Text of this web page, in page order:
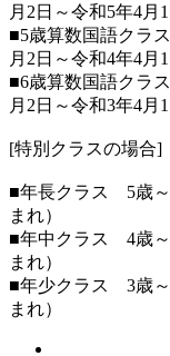
月2日～令和5年4月
■5歳算数国語クラ
月2日～令和4年4月
■6歳算数国語クラ
月2日～令和3年4月
[特別クラスの場合]
■年長クラス 5歳～
まれ）
■年中クラス 4歳～
まれ）
■年少クラス 3歳～
まれ）